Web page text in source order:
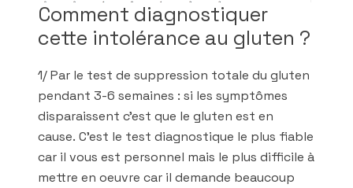
Comment diagnostiquer
cette intolérance au gluten ?
1/ Par le test de suppression totale du gluten
pendant 3-6 semaines : si les symptômes
disparaissent c’est que le gluten est en
cause. C’est le test diagnostique le plus fiable
car il vous est personnel mais le plus difficile à
mettre en oeuvre car il demande beaucoup